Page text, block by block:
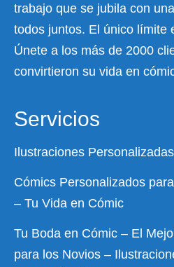
trabajo que se jubila con
todos juntos. El único límite
Únete a los más de 2000
convirtieron su vida en
Servicios
Ilustraciones
Cómics Personalizados
– Tu Vida en Cómic
Tu Boda en Cómic – El
para los Novios –